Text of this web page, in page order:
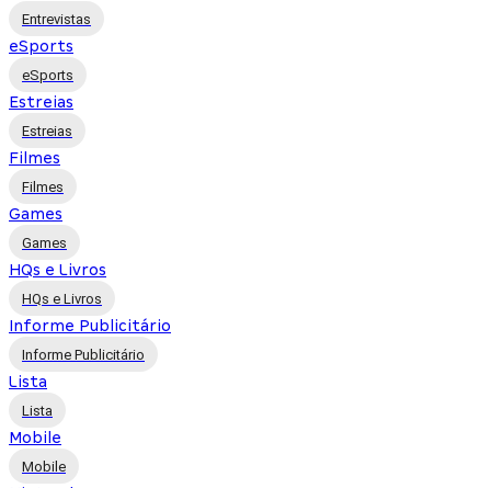
Entrevistas
eSports
eSports
Estreias
Estreias
Filmes
Filmes
Games
Games
HQs e Livros
HQs e Livros
Informe Publicitário
Informe Publicitário
Lista
Lista
Mobile
Mobile